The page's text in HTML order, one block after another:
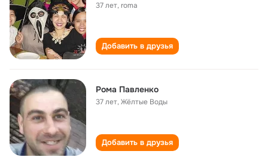
37 лет,roma
Добавить в друзья
Рома Павленко
37 лет,Жёлтые Воды
Добавить в друзья